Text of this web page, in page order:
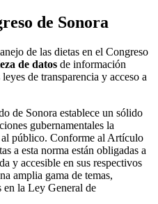
de Sonora
de las dietas en el Congreso
de datos de información
de transparencia y acceso a
de Sonora establece un sólido
gubernamentales la
público. Conforme al Artículo
a esta norma están obligadas a
y accesible en sus respectivos
amplia gama de temas,
en la Ley General de